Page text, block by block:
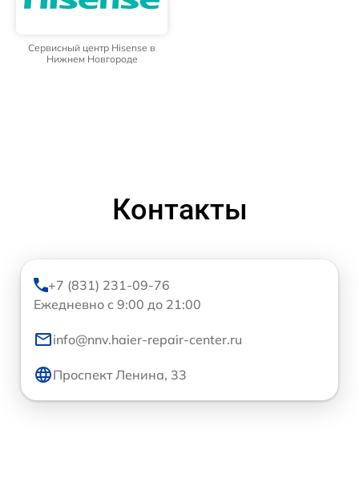
Сервисный центр Hisense в
Нижнем Новгороде
Контакты
+7 (831) 231-09-76
Ежедневно с 9:00 до 21:00
info@nnv.haier-repair-center.ru
Проспект Ленина, 33